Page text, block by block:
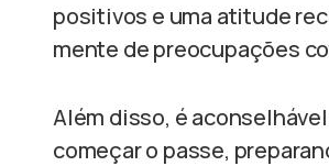
positivos e uma atitude
mente de preocupações
Além disso, é
começar o passe,